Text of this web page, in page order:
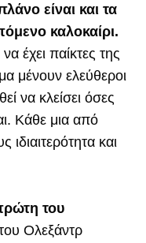
είναι και τα
καλοκαίρι.
έχει παίκτες της
μένουν ελεύθεροι
να κλείσει όσες
Κάθε μια από
ιδιαιτερότητα και
του
Ολεξάντρ